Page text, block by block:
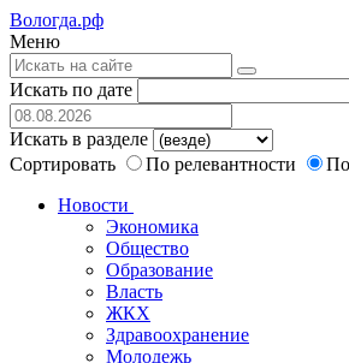
Вологда.рф
Меню
Искать по дате
Искать в разделе
Сортировать
По релевантности
По
Новости
Экономика
Общество
Образование
Власть
ЖКХ
Здравоохранение
Молодежь